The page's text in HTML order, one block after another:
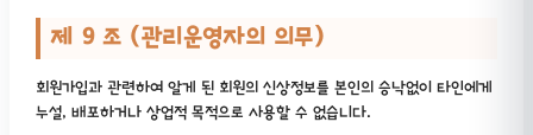
제 9 조 (관리운영자의 의무)
회원가입과 관련하여 알게 된 회원의 신상정보를 본인의 승낙없이 타인에게
누설, 배포하거나 상업적 목적으로 사용할 수 없습니다.